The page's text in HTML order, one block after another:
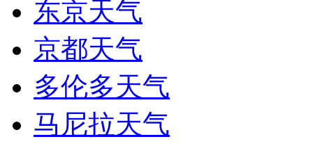
东京天气
京都天气
多伦多天气
马尼拉天气